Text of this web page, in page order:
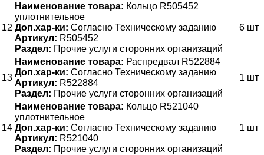
12
Наименование товара: Кольцо R505452
уплотнительное
Доп.хар-ки: Согласно Техническому заданию
Артикул: R505452
Раздел: Прочие услуги сторонних организаций
6 шт
13
Наименование товара: Распредвал R522884
Доп.хар-ки: Согласно Техническому заданию
Артикул: R522884
Раздел: Прочие услуги сторонних организаций
1 шт
14
Наименование товара: Кольцо R521040
уплотнительное
Доп.хар-ки: Согласно Техническому заданию
Артикул: R521040
Раздел: Прочие услуги сторонних организаций
1 шт